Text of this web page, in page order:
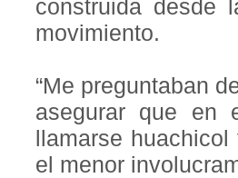
construida desde
movimiento.
“Me preguntaban
asegurar que en
llamarse
el menor